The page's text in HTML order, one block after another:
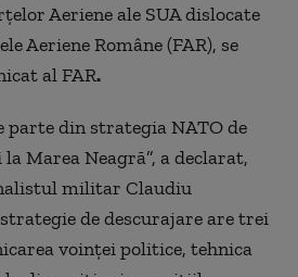
Aeriene ale SUA dislocate
Aeriene Române (FAR), se
al FAR.
parte din strategia NATO de
Marea Neagră”, a declarat,
militar Claudiu
de descurajare are trei
voinței politice, tehnica